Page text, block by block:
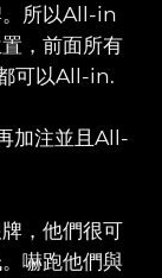
。所以All-in
，前面所有
可以All-in.
加注並且All-
，他們很可
嚇跑他們與